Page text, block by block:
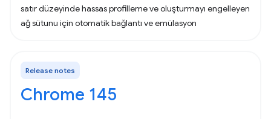
satır düzeyinde hassas profilleme ve oluşturmayı engelleyen
ağ sütunu için otomatik bağlantı ve emülasyon
Release notes
Chrome 145